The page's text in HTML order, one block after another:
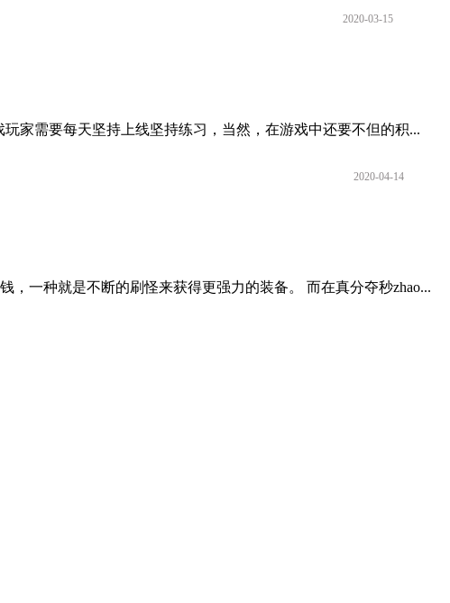
2020-03-15
家需要每天坚持上线坚持练习，当然，在游戏中还要不但的积...
2020-04-14
，一种就是不断的刷怪来获得更强力的装备。 而在真分夺秒zhao...